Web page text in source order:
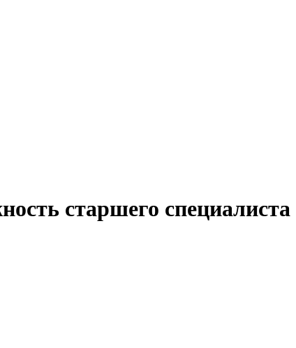
старшего